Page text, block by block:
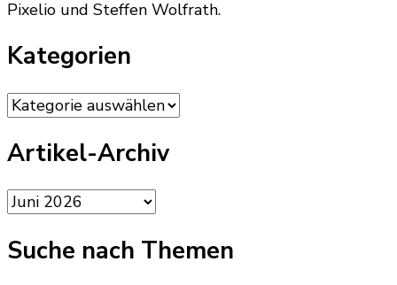
Pixelio und Steffen Wolfrath.
Kategorien
Kategorien
Artikel-Archiv
Artikel-
Archiv
Suche nach Themen